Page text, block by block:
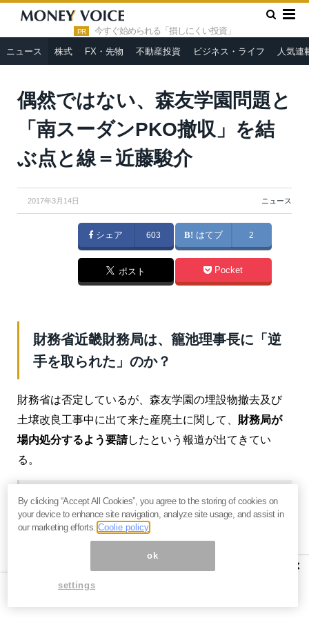
PR 今すぐ始められる「損しにくい投資」
ニュース 株式 FX・先物 不動産投資 ビジネス・ライフ 人気連
HOME » ニュース »
偶然ではない、森友学園問題と「南スーダ
ンPKO撤収」を結ぶ点と線＝近藤駿介
FromWikimedia Commons
偶然ではない、森友学園問題と
「南スーダンPKO撤収」を結
ぶ点と線＝近藤駿介
2017年3月14日 ニュース
シェア 603 はてブ 2
ポスト Pocket
財務省近畿財務局は、籠池理事長に「逆
手を取られた」のか？
財務省は否定しているが、森友学園の埋設物撤去及び
土壌改良工事中に出て来た産廃土に関して、 財務局が
場内処分するよう要請したという報道が出てきてい
る。
学校法人「森友学園」への大阪府豊中市の国
有地売却問題で、2015年に地下3メートルまで
の埋設物を撤去した際、財務省近畿財務局が
費用抑制を理由に、一緒に出た産廃土をその
場に戻す「場内処分」を求めてきたと、工事
関係者が証言した。
×
By clicking “Accept All Cookies”, you agree to the storing of cookies on
your device to enhance site navigation, analyze site usage, and assist in
our marketing efforts.Coolie policy
ok
settings